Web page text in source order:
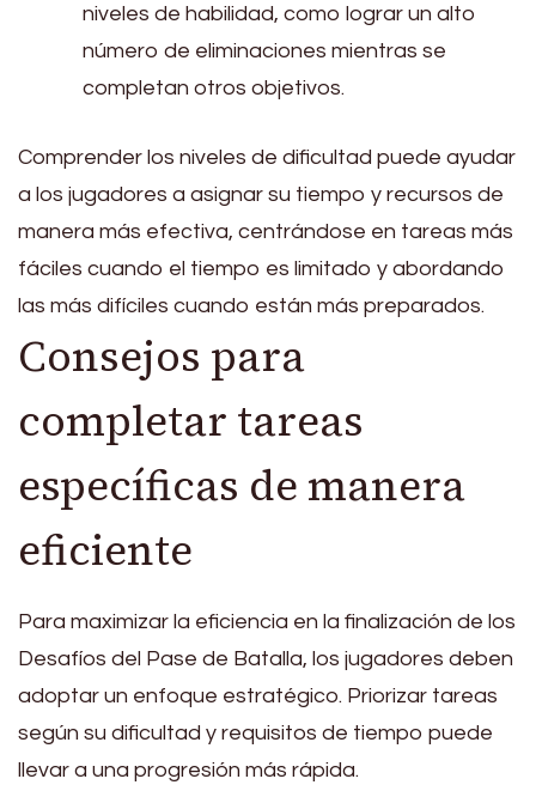
niveles de habilidad, como lograr un alto
número de eliminaciones mientras se
completan otros objetivos.
Comprender los niveles de dificultad puede ayudar
a los jugadores a asignar su tiempo y recursos de
manera más efectiva, centrándose en tareas más
fáciles cuando el tiempo es limitado y abordando
las más difíciles cuando están más preparados.
Consejos para
completar tareas
específicas de manera
eficiente
Para maximizar la eficiencia en la finalización de los
Desafíos del Pase de Batalla, los jugadores deben
adoptar un enfoque estratégico. Priorizar tareas
según su dificultad y requisitos de tiempo puede
llevar a una progresión más rápida.